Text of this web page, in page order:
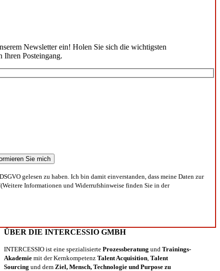
Newsletter ein! Holen Sie sich die wichtigsten
Ihren Posteingang.
gelesen zu haben. Ich bin damit einverstanden, dass meine Daten zur
Informationen und Widerrufshinweise finden Sie in der
ÜBER DIE INTERCESSIO GMBH
INTERCESSIO ist eine spezialisierte Prozessberatung und Trainings-
Akademie mit der Kernkompetenz Talent Acquisition Talent
Sourcing und dem Ziel, Mensch, Technologie und Purpose zu